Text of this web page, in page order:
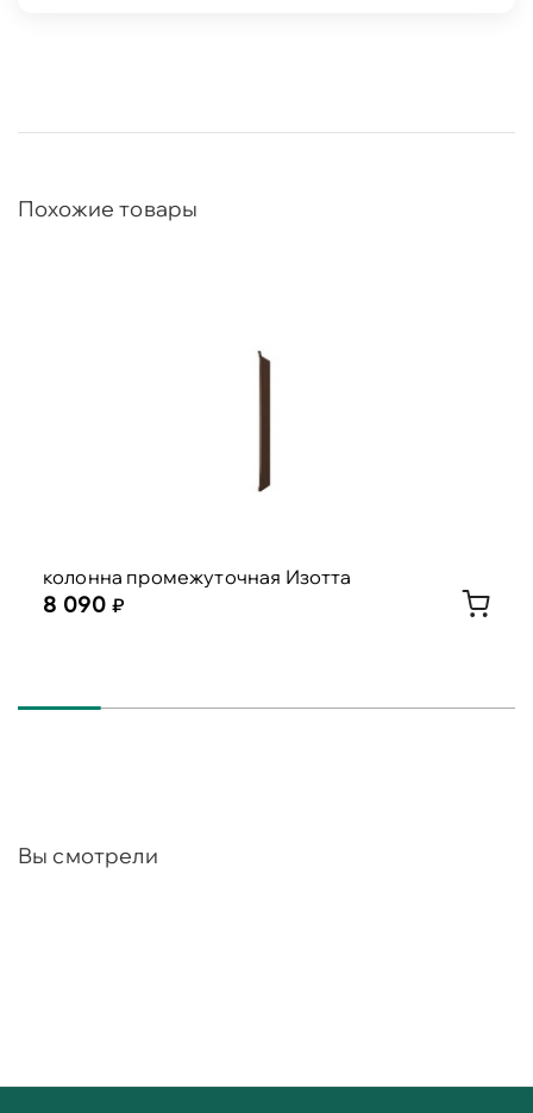
Похожие товары
колонна промежуточная Изотта
8 090
Вы смотрели